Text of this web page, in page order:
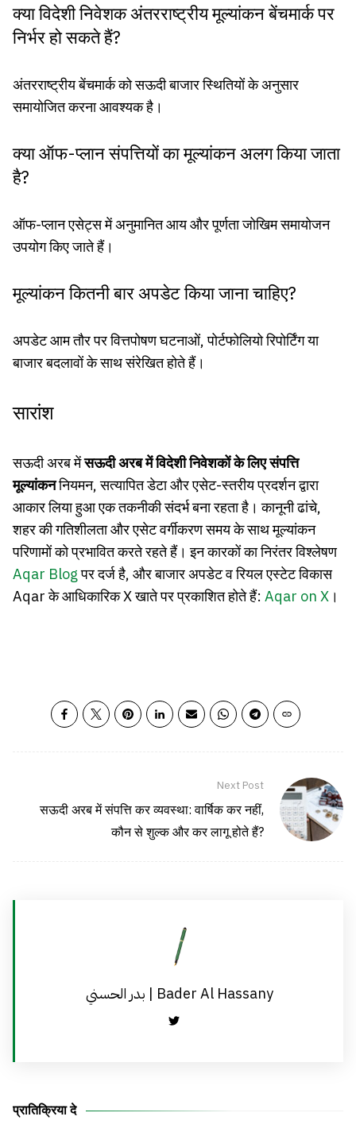
क्या विदेशी निवेशक अंतरराष्ट्रीय मूल्यांकन बेंचमार्क पर
निर्भर हो सकते हैं?
अंतरराष्ट्रीय बेंचमार्क को सऊदी बाजार स्थितियों के अनुसार
समायोजित करना आवश्यक है।
क्या ऑफ-प्लान संपत्तियों का मूल्यांकन अलग किया जाता
है?
ऑफ-प्लान एसेट्स में अनुमानित आय और पूर्णता जोखिम समायोजन
उपयोग किए जाते हैं।
मूल्यांकन कितनी बार अपडेट किया जाना चाहिए?
अपडेट आम तौर पर वित्तपोषण घटनाओं, पोर्टफोलियो रिपोर्टिंग या
बाजार बदलावों के साथ संरेखित होते हैं।
सारांश
सऊदी अरब मेंसऊदी अरब में विदेशी निवेशकों के लिए संपत्ति
मूल्यांकननियमन, सत्यापित डेटा और एसेट-स्तरीय प्रदर्शन द्वारा
आकार लिया हुआ एक तकनीकी संदर्भ बना रहता है। कानूनी ढांचे,
शहर की गतिशीलता और एसेट वर्गीकरण समय के साथ मूल्यांकन
परिणामों को प्रभावित करते रहते हैं। इन कारकों का निरंतर विश्लेषण
Aqar Blogपर दर्ज है, और बाजार अपडेट व रियल एस्टेट विकास
Aqar के आधिकारिक X खाते पर प्रकाशित होते हैं: Aqar on X ।
Next Post
सऊदी अरब में संपत्ति कर व्यवस्था: वार्षिक कर नहीं,
कौन से शुल्क और कर लागू होते हैं?
بدر الحسني | Bader Al Hassany
प्रातिक्रिया दे